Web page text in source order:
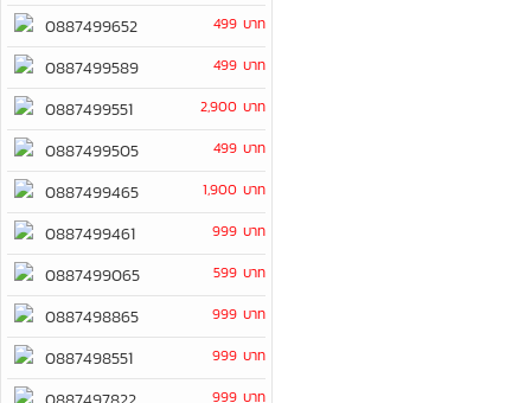
0887499652 499 บาท
0887499589 499 บาท
0887499551 2,900 บาท
0887499505 499 บาท
0887499465 1,900 บาท
0887499461 999 บาท
0887499065 599 บาท
0887498865 999 บาท
0887498551 999 บาท
999 บาท